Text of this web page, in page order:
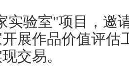
实验室"项目，邀
展作品价值评估
交易。